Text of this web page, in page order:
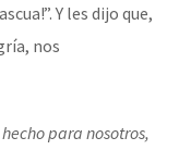
Y les dijo que,
nos
para nosotros,